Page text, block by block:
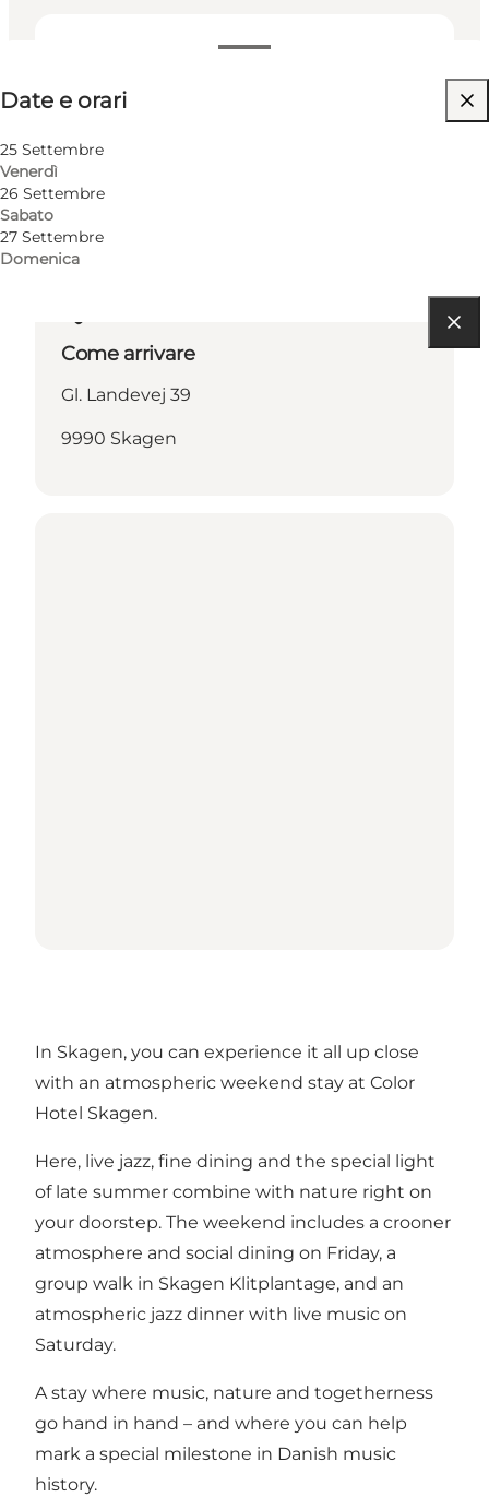
Date e orari
25 Settembre
Venerdì
26 Settembre
Sabato
27 Settembre
Domenica
Visita il sito web
Come arrivare
Gl. Landevej 39
9990 Skagen
In Skagen, you can experience it all up close
with an atmospheric weekend stay at Color
Hotel Skagen.
Here, live jazz, fine dining and the special light
of late summer combine with nature right on
your doorstep. The weekend includes a crooner
atmosphere and social dining on Friday, a
group walk in Skagen Klitplantage, and an
atmospheric jazz dinner with live music on
Saturday.
A stay where music, nature and togetherness
go hand in hand – and where you can help
mark a special milestone in Danish music
history.